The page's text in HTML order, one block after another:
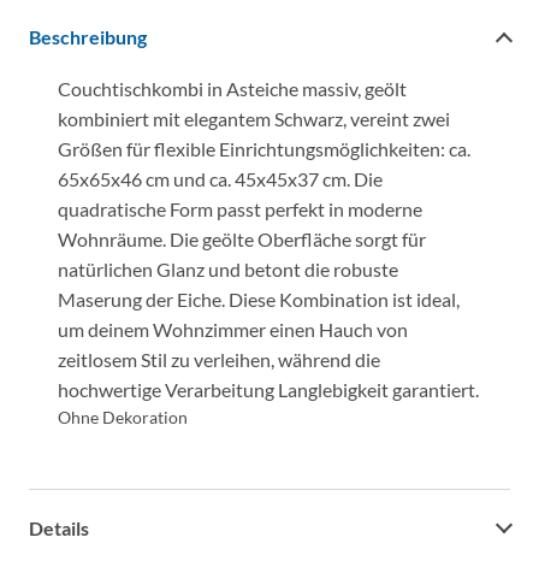
Beschreibung
Couchtischkombi in Asteiche massiv, geölt
kombiniert mit elegantem Schwarz, vereint zwei
Größen für flexible Einrichtungsmöglichkeiten: ca.
65x65x46 cm und ca. 45x45x37 cm. Die
quadratische Form passt perfekt in moderne
Wohnräume. Die geölte Oberfläche sorgt für
natürlichen Glanz und betont die robuste
Maserung der Eiche. Diese Kombination ist ideal,
um deinem Wohnzimmer einen Hauch von
zeitlosem Stil zu verleihen, während die
hochwertige Verarbeitung Langlebigkeit garantiert.
Ohne Dekoration
Details